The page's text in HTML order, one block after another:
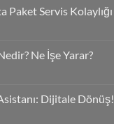
Paket Servis Kolaylığı
Ne İşe Yarar?
Dijitale Dönüş!